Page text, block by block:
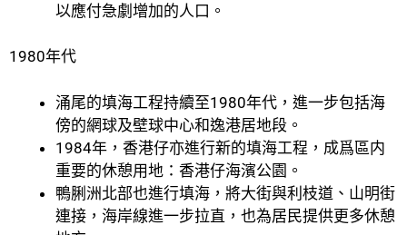
以應付急劇增加的人口。
1980年代
涌尾的填海工程持續至1980年代，進一步包括海
傍的網球及壁球中心和逸港居地段。
1984年，香港仔亦進行新的填海工程，成爲區内
重要的休憩用地：香港仔海濱公園。
鴨脷洲北部也進行填海，將大街與利枝道、山明街
連接，海岸線進一步拉直，也為居民提供更多休憩